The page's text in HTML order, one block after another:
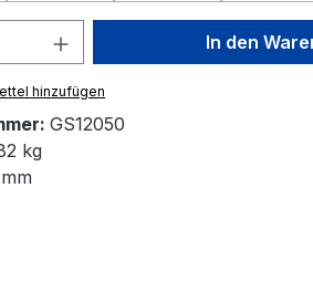
Anzahl: Gib denIn den
hinzufügen
GS12050
kg